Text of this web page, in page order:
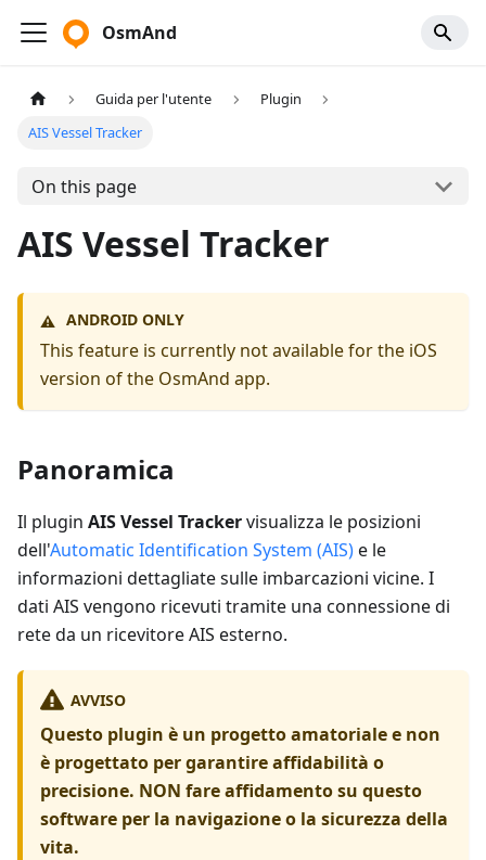
OsmAnd
Guida per l'utente
Plugin
AIS Vessel Tracker
On this page
AIS Vessel Tracker
⚠️ ANDROID ONLY
This feature is currently not available for the iOS
version of the OsmAnd app.
Panoramica
Il plugin AIS Vessel Trackervisualizza le posizioni
dell'Automatic Identification System (AIS)e le
informazioni dettagliate sulle imbarcazioni vicine. I
dati AIS vengono ricevuti tramite una connessione di
rete da un ricevitore AIS esterno.
AVVISO
Questo plugin è un progetto amatoriale e non
è progettato per garantire affidabilità o
precisione. NON fare affidamento su questo
software per la navigazione o la sicurezza della
vita.